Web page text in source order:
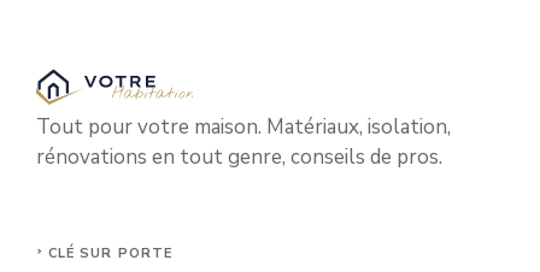
Tout pour votre maison. Matériaux, isolation,
rénovations en tout genre, conseils de pros.
CLÉ SUR PORTE